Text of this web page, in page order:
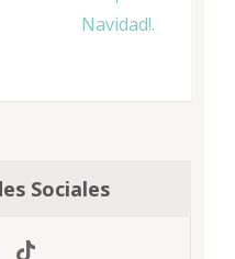
Navidad!.
Sociales